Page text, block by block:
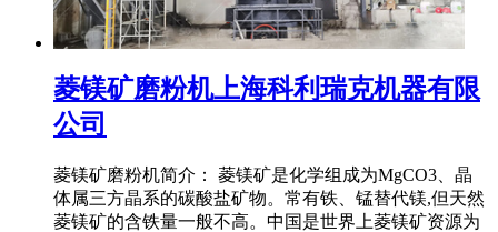
菱镁矿磨粉机上海科利瑞克机器有限
公司
菱镁矿磨粉机简介： 菱镁矿是化学组成为MgCO3、晶
体属三方晶系的碳酸盐矿物。常有铁、锰替代镁,但天然
菱镁矿的含铁量一般不高。中国是世界上菱镁矿资源为